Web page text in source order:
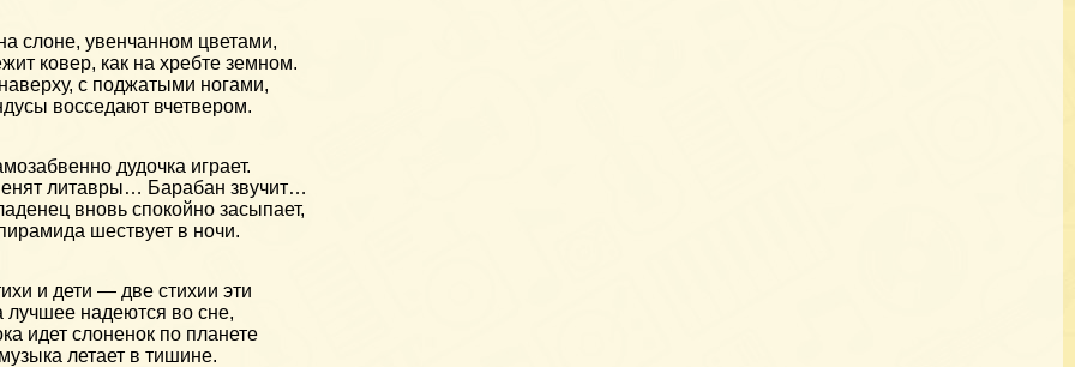
слоне, увенчанном цветами,
ковер, как на хребте земном.
с поджатыми ногами,
восседают вчетвером.
дудочка играет.
литавры… Барабан звучит…
вновь спокойно засыпает,
шествует в ночи.
и дети — две стихии эти
лучшее надеются во сне,
идет слоненок по планете
летает в тишине.